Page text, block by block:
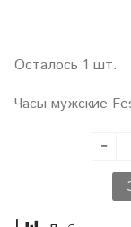
Осталось 1 шт.
Часы мужские